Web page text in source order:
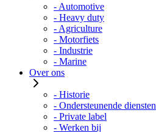
- Automotive
- Heavy duty
- Agriculture
- Motorfiets
- Industrie
- Marine
Over ons
- Historie
- Ondersteunende diensten
- Private label
- Werken bij